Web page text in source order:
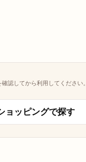
認してから利用してください。
ョッピングで探す